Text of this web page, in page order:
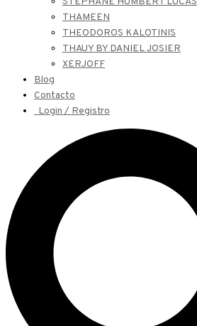
THAMEEN
THEODOROS KALOTINIS
THAUY BY DANIEL JOSIER
XERJOFF
Blog
Contacto
Login / Registro